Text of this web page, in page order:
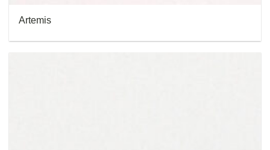
Artemis